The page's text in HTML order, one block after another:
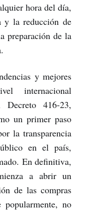
hora del día,
y la reducción de
preparación de la
y mejores
internacional
Decreto 416-23,
un primer paso
la transparencia
en el país,
En definitiva,
a abrir un
de las compras
no